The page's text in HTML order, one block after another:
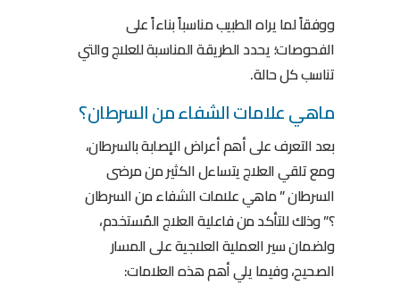
ووفقاً لما يراه الطبيب مناسباً بناءاً على
الفحوصات؛ يحدد الطريقة المناسبة للعلاج والتي
تناسب كل حالة.
ماهي علامات الشفاء من السرطان؟
بعد التعرف على أهم أعراض الإصابة بالسرطان،
ومع تلقي العلاج يتساءل الكثير من مرضى
السرطان ” ماهي علامات الشفاء من السرطان
؟” وذلك للتأكد من فاعلية العلاج المُستخدم،
ولضمان سير العملية العلاجية على المسار
الصحيح، وفيما يلي أهم هذه العلامات: